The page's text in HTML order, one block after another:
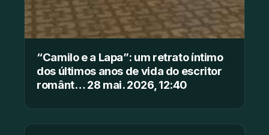
“Camilo e a Lapa”: um retrato íntimo
dos últimos anos de vida do escritor
românt… 28 mai. 2026, 12:40